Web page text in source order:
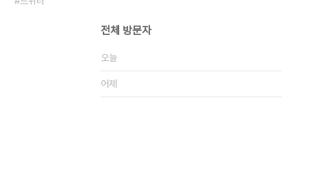
전체 방문자
오늘
어제